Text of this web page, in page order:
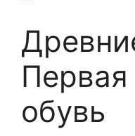
Первая
обувь